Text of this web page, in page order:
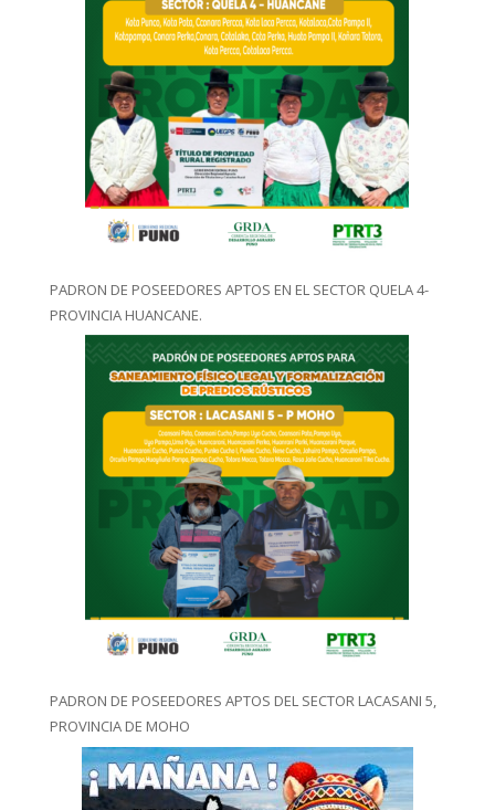
PADRON DE POSEEDORES APTOS EN EL SECTOR QUELA 4-
PROVINCIA HUANCANE.
PADRON DE POSEEDORES APTOS DEL SECTOR LACASANI 5,
PROVINCIA DE MOHO